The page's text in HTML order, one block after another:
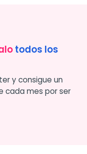
todos los
y consigue un
cada mes por ser